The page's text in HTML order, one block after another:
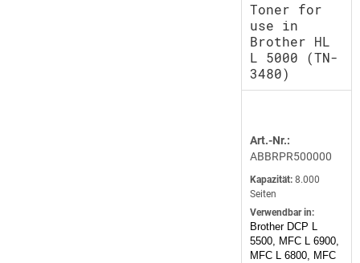
Toner for
use in
Brother HL
L 5000 (TN-
3480)
Art.-Nr.:
ABBRPR500000
Kapazität: 8.000
Seiten
Verwendbar in:
Brother DCP L
5500, MFC L 6900,
MFC L 6800, MFC